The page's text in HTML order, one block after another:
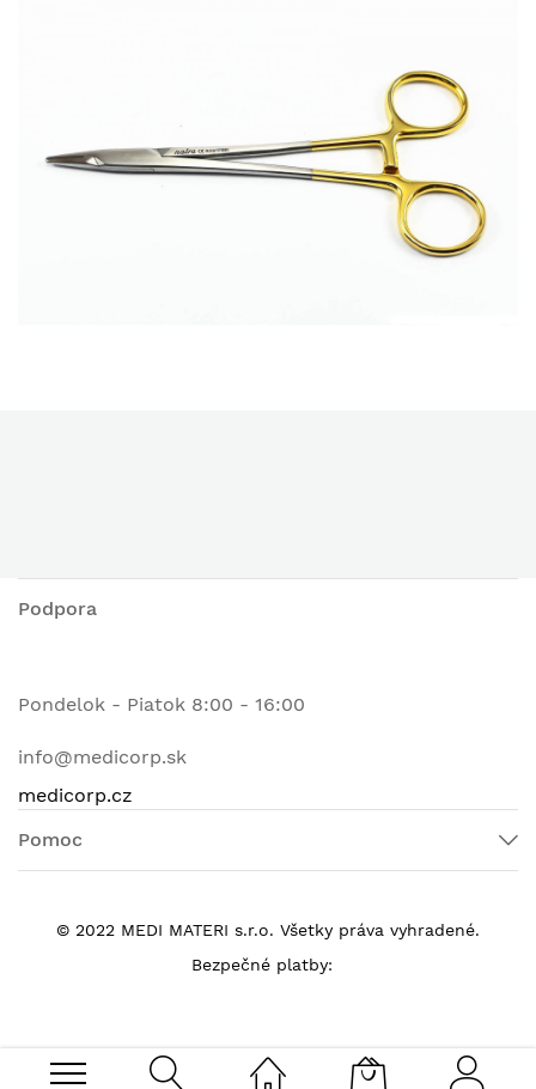
Podpora
Pondelok - Piatok 8:00 - 16:00
info@medicorp.sk
medicorp.cz
Pomoc
© 2022 MEDI MATERI s.r.o. Všetky práva vyhradené.
Bezpečné platby: